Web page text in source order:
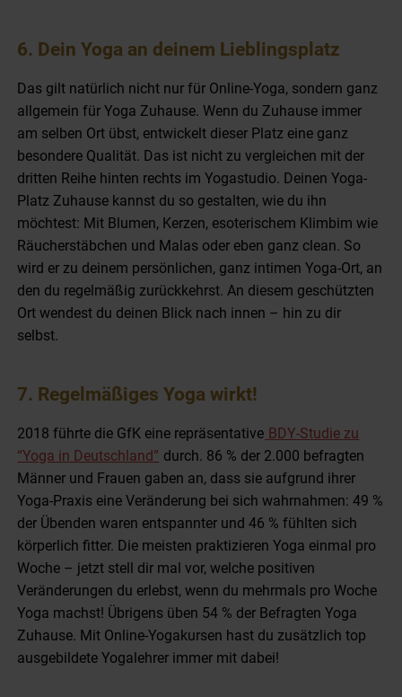
6. Dein Yoga an deinem Lieblingsplatz
Das gilt natürlich nicht nur für Online-Yoga, sondern ganz
allgemein für Yoga Zuhause. Wenn du Zuhause immer
am selben Ort übst, entwickelt dieser Platz eine ganz
besondere Qualität. Das ist nicht zu vergleichen mit der
dritten Reihe hinten rechts im Yogastudio. Deinen Yoga-
Platz Zuhause kannst du so gestalten, wie du ihn
möchtest: Mit Blumen, Kerzen, esoterischem Klimbim wie
Räucherstäbchen und Malas oder eben ganz clean. So
wird er zu deinem persönlichen, ganz intimen Yoga-Ort, an
den du regelmäßig zurückkehrst. An diesem geschützten
Ort wendest du deinen Blick nach innen – hin zu dir
selbst.
7. Regelmäßiges Yoga wirkt!
2018 führte die GfK eine repräsentative BDY-Studie zu
“Yoga in Deutschland” durch. 86 % der 2.000 befragten
Männer und Frauen gaben an, dass sie aufgrund ihrer
Yoga-Praxis eine Veränderung bei sich wahrnahmen: 49 %
der Übenden waren entspannter und 46 % fühlten sich
körperlich fitter. Die meisten praktizieren Yoga einmal pro
Woche – jetzt stell dir mal vor, welche positiven
Veränderungen du erlebst, wenn du mehrmals pro Woche
Yoga machst! Übrigens üben 54 % der Befragten Yoga
Zuhause. Mit Online-Yogakursen hast du zusätzlich top
ausgebildete Yogalehrer immer mit dabei!